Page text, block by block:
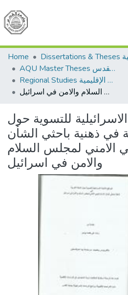
Communities &
All of
Home
AQU Master Theses الرسائل الجامعية الخاصة بجامعة القدس
Regional Studies الدراسات الإقليمية
الدوافع الامنية الاسرائيلية للتسوية حول الضفة الغربية في ذهنية باحثي الشأن الاستراتيجي الامني لمجلس السلام والامن في اسرائيل
الاسرائيلية للتسوية حول
في ذهنية باحثي الشأن
الامني لمجلس السلام
والامن في اسرائيل